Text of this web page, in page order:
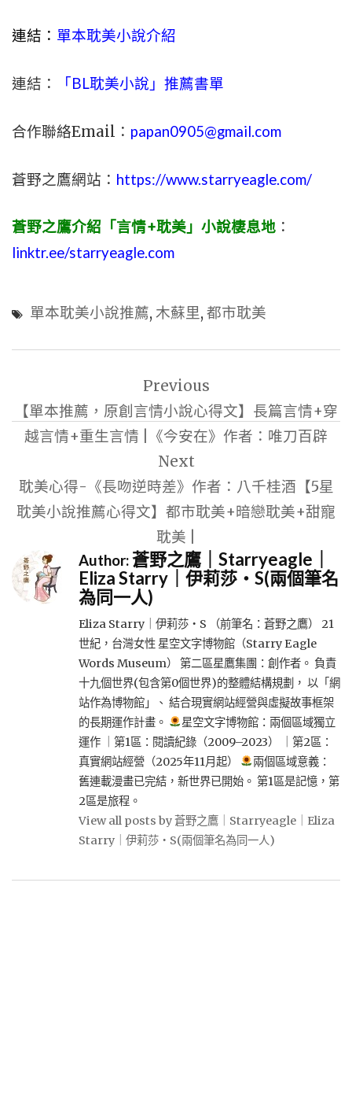
連結： 單本耽美小說介紹
連結： 「BL耽美小說」推薦書單
合作聯絡Email： papan0905@gmail.com
蒼野之鷹網站： https://www.starryeagle.com/
蒼野之鷹介紹「言情+耽美」小說棲息地 ：
linktr.ee/starryeagle.com
單本耽美小說推薦, 木蘇里, 都市耽美
導
覽
Previous
【單本推薦，原創言情小說心得文】長篇言情+穿
越言情+重生言情 |《今安在》作者：唯刀百辟
Next
耽美心得-《長吻逆時差》作者：八千桂酒【5星
耽美小說推薦心得文】都市耽美+暗戀耽美+甜寵
耽美 |
Author:蒼野之鷹｜Starryeagle｜
Eliza Starry｜伊莉莎・S(兩個筆名
為同一人)
Eliza Starry｜伊莉莎・S （前筆名：蒼野之鷹） 21
世紀，台灣女性 星空文字博物館（Starry Eagle
Words Museum） 第二區星鷹集團：創作者。 負責
十九個世界(包含第0個世界)的整體結構規劃， 以「網
站作為博物館」、 結合現實網站經營與虛擬故事框架
的長期運作計畫。
星空文字博物館：兩個區域獨立
運作 ｜第1區：閱讀紀錄（2009–2023） ｜第2區：
真實網站經營（2025年11月起）
兩個區域意義：
舊連載漫畫已完結，新世界已開始。 第1區是記憶，第
2區是旅程。
View all posts by 蒼野之鷹｜Starryeagle｜Eliza
Starry｜伊莉莎・S(兩個筆名為同一人)